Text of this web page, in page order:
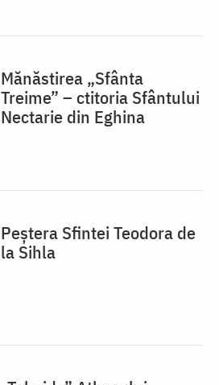
Mănăstirea „Sfânta
Treime” – ctitoria Sfântului
Nectarie din Eghina
Peștera Sfintei Teodora de
la Sihla